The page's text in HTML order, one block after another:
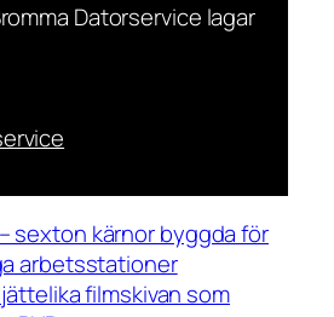
Datorservice lagar
– sexton kärnor byggda för
arbetsstationer
filmskivan som